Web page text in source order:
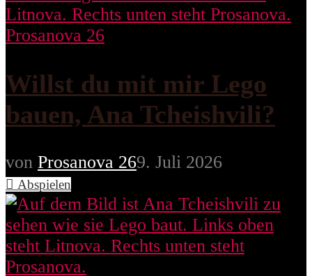
Prosanova 26
Willst du mit mir Lego
bauen, Ana Tcheishvili?
von Prosanova 269. Juli 2026
Abspielen